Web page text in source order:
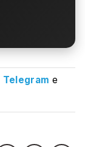
Telegram e